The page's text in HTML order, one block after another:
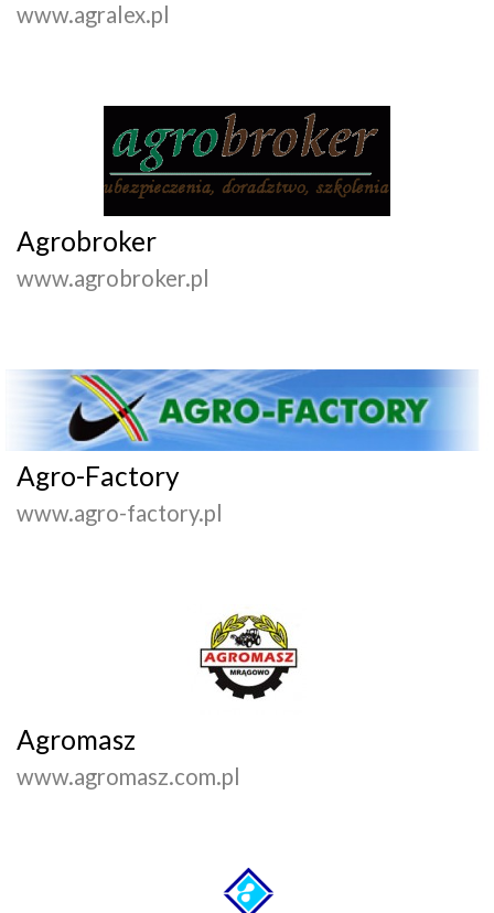
www.agralex.pl
Agrobroker
www.agrobroker.pl
Agro-Factory
www.agro-factory.pl
Agromasz
www.agromasz.com.pl